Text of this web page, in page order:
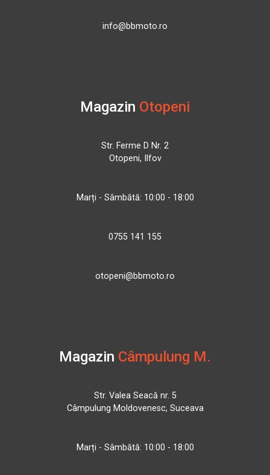
info@bbmoto.ro
Magazin Otopeni
Str. Ferme D Nr. 2
Otopeni, Ilfov
Marți - Sâmbătă: 10:00 - 18:00
0755 141 155
otopeni@bbmoto.ro
Magazin Câmpulung M.
Str. Valea Seacă nr. 5
Câmpulung Moldovenesc, Suceava
Marți - Sâmbătă: 10:00 - 18:00